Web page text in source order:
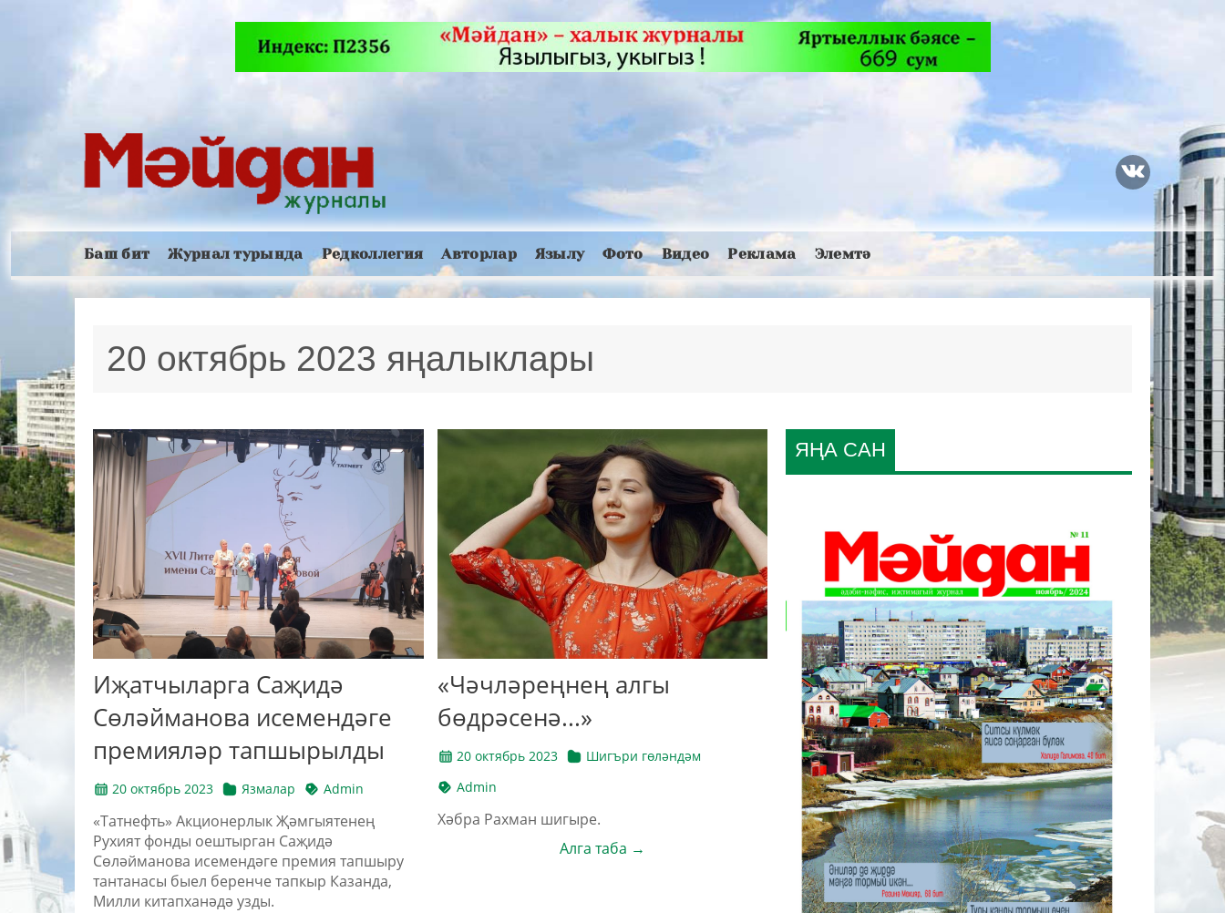
Баш бит Журнал турында Редколлегия Авторлар Язылу Фото Видео Реклама Элемтә
20 октябрь 2023 яңалыклары
Иҗатчыларга Саҗидә
Сөләйманова исемендәге
премияләр тапшырылды
20 октябрь 2023 Язмалар Admin
«Татнефть» Акционерлык Җәмгыятенең
Рухият фонды оештырган Саҗидә
Сөләйманова исемендәге премия тапшыру
тантанасы быел беренче тапкыр Казанда,
Милли китапханәдә узды.
«Чәчләреңнең алгы
бөдрәсенә...»
20 октябрь 2023
Шигъри гөләндәм
Admin
Хәбра Рахман шигыре.
Алга таба →
ЯҢА САН